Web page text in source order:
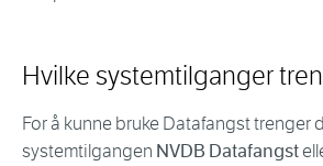
Hvilke systemtilganger
For å kunne bruke Datafangst trenger
systemtilgangen NVDB Datafangst